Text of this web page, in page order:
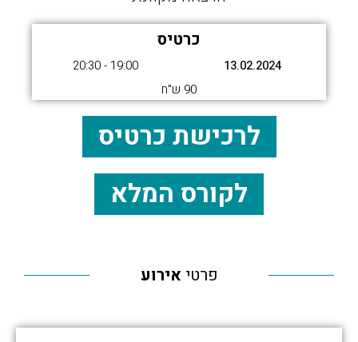
כרטיס
13.02.2024
19:00 - 20:30
90 ש"ח
לרכישת כרטיס
לקורס המלא
פרטי אירוע